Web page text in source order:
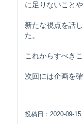
に足りないことや
新たな視点を話
た。
これからすべき
次回には企画を
投稿日：2020-09-15